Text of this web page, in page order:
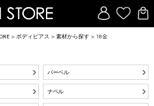
>ボディピアス >素材から探す > 18金
バーベル
ナベル